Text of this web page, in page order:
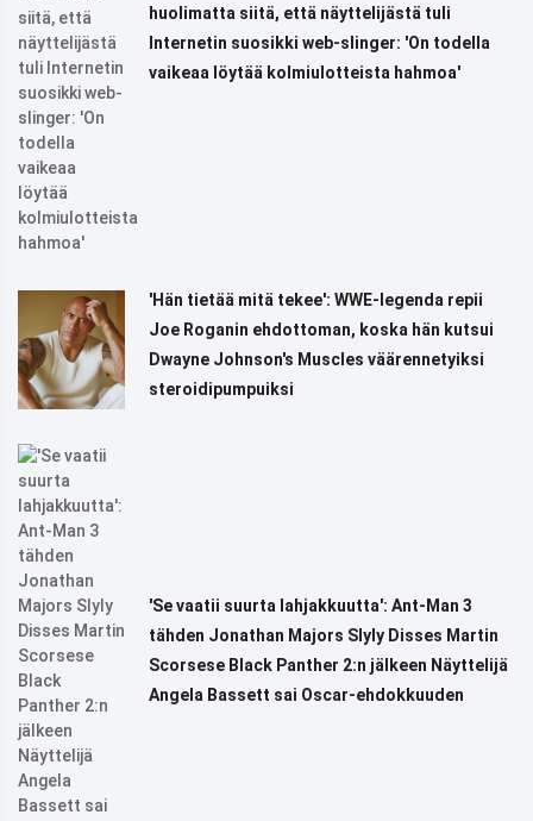
huolimatta siitä, että näyttelijästä tuli
Internetin suosikki web-slinger: 'On todella
vaikeaa löytää kolmiulotteista hahmoa'
'Hän tietää mitä tekee': WWE-legenda repii
Joe Roganin ehdottoman, koska hän kutsui
Dwayne Johnson's Muscles väärennetyiksi
steroidipumpuiksi
'Se vaatii suurta lahjakkuutta': Ant-Man 3
tähden Jonathan Majors Slyly Disses Martin
Scorsese Black Panther 2:n jälkeen Näyttelijä
Angela Bassett sai Oscar-ehdokkuuden